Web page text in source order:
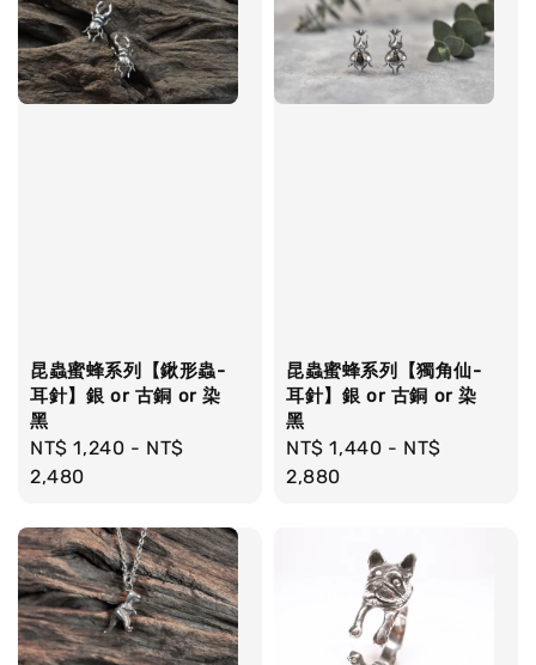
昆蟲蜜蜂系列【鍬形蟲-
耳針】銀 or 古銅 or 染
黑
Regular
price
NT$ 1,240 - NT$
2,480
昆蟲蜜蜂系列【獨角仙-
耳針】銀 or 古銅 or 染
黑
Regular
price
NT$ 1,440 - NT$
2,880